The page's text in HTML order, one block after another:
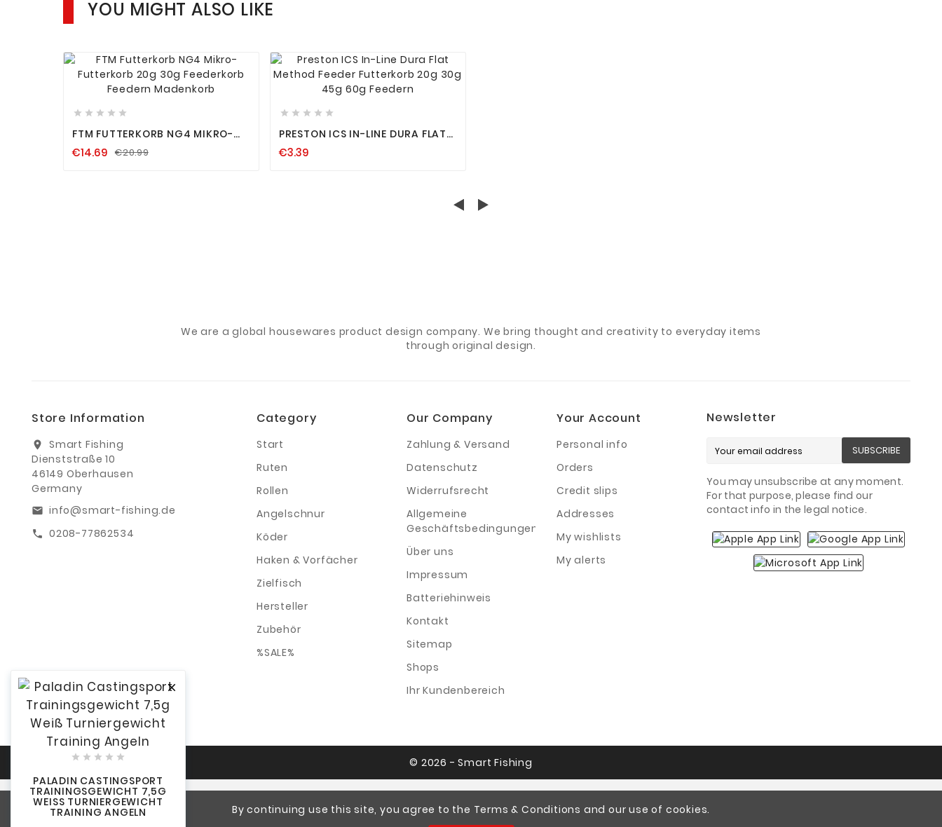
By continuing use this site, you agree to the Terms & Conditions and our use of cookies.

    
PALADIN CASTINGSPORT
TRAININGSGEWICHT 7,5G
WEISS TURNIERGEWICHT T
RAINING ANGELN
YOU MIGHT ALSO LIKE
   
    
FTM FUTTERKORB NG4 MIKRO-
FEEDERKORB FEEDERN
€14.69 €20.99
   
    
PRESTON ICS IN-LINE DURA FLAT
20G 30G 45G 60G FEEDERN
€3.39
We are a global housewares product design company. We bring thought and creativity to everyday items
through original design.
Store Information
location_on
Smart Fishing
Dienststraße 10
46149 Oberhausen
Germany
email info@smart-fishing.de
call 0208-77862534
Category
Start
Ruten
Rollen
Angelschnur
Köder
Haken & Vorfächer
Zielfisch
Hersteller
Zubehör
%SALE%
Our Company
Zahlung & Versand
Datenschutz
Widerrufsrecht
Allgemeine
Geschäftsbedingungen
Über uns
Impressum
Batteriehinweis
Kontakt
Sitemap
Shops
Ihr Kundenbereich
Your Account
Personal info
Orders
Credit slips
Addresses
My wishlists
My alerts
Newsletter
SUBSCRIBE
You may unsubscribe at any moment.
For that purpose, please find our
contact info in the legal notice.
© 2026 - Smart Fishing